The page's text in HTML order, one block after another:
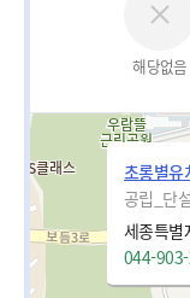
해당없음
초롱별유
공립_단설
세종특별
044-